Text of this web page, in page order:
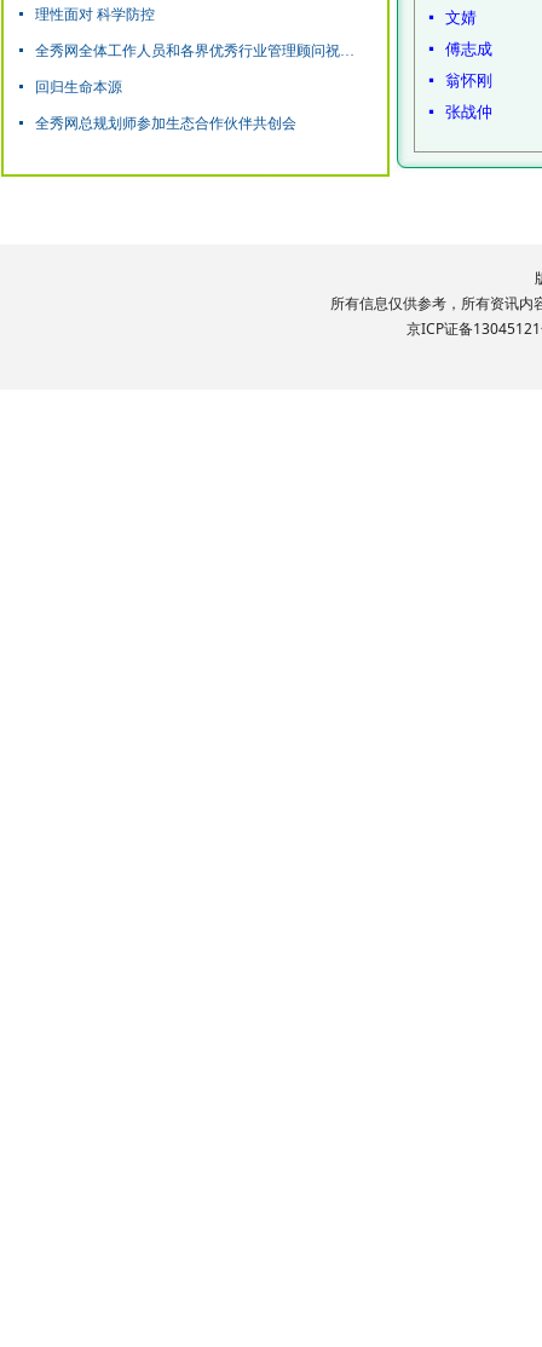
넷 理性面对 科学防控
넷 全秀网全体工作人员和各界优秀行业管理顾问祝世界各族人民新年快乐！
넷 回归生命本源
넷 全秀网总规划师参加生态合作伙伴共创会
넷 文婧
넷 傅志成
넷 翁怀刚
넷 张战仲
所有信息仅供参考，所有资讯
京ICP证备